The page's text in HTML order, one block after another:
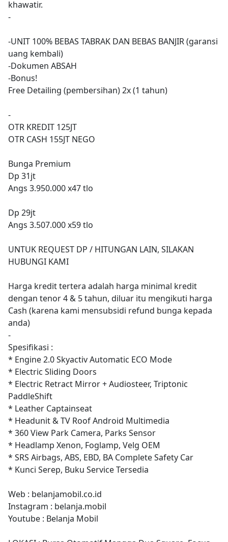
khawatir.
-
-UNIT 100% BEBAS TABRAK DAN BEBAS BANJIR (garansi
uang kembali)
-Dokumen ABSAH
-Bonus!
Free Detailing (pembersihan) 2x (1 tahun)
-
OTR KREDIT 125JT
OTR CASH 155JT NEGO
Bunga Premium
Dp 31jt
Angs 3.950.000 x47 tlo
Dp 29jt
Angs 3.507.000 x59 tlo
UNTUK REQUEST DP / HITUNGAN LAIN, SILAKAN
HUBUNGI KAMI
Harga kredit tertera adalah harga minimal kredit
dengan tenor 4 & 5 tahun, diluar itu mengikuti harga
Cash (karena kami mensubsidi refund bunga kepada
anda)
-
Spesifikasi :
* Engine 2.0 Skyactiv Automatic ECO Mode
* Electric Sliding Doors
* Electric Retract Mirror + Audiosteer, Triptonic
PaddleShift
* Leather Captainseat
* Headunit & TV Roof Android Multimedia
* 360 View Park Camera, Parks Sensor
* Headlamp Xenon, Foglamp, Velg OEM
* SRS Airbags, ABS, EBD, BA Complete Safety Car
* Kunci Serep, Buku Service Tersedia
Web : belanjamobil.co.id
Instagram : belanja.mobil
Youtube : Belanja Mobil